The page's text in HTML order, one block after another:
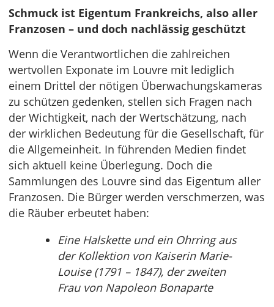
Schmuck ist Eigentum Frankreichs, also aller
Franzosen – und doch nachlässig geschützt
Wenn die Verantwortlichen die zahlreichen
wertvollen Exponate im Louvre mit lediglich
einem Drittel der nötigen Überwachungskameras
zu schützen gedenken, stellen sich Fragen nach
der Wichtigkeit, nach der Wertschätzung, nach
der wirklichen Bedeutung für die Gesellschaft, für
die Allgemeinheit. In führenden Medien findet
sich aktuell keine Überlegung. Doch die
Sammlungen des Louvre sind das Eigentum aller
Franzosen. Die Bürger werden verschmerzen, was
die Räuber erbeutet haben:
Eine Halskette und ein Ohrring aus
der Kollektion von Kaiserin Marie-
Louise (1791 – 1847), der zweiten
Frau von Napoleon Bonaparte